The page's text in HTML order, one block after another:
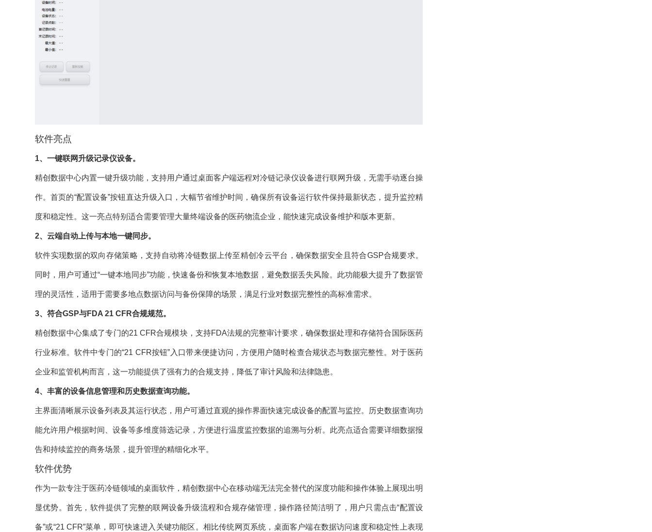
软件亮点
1、一键联网升级记录仪设备。
精创数据中心内置一键升级功能，支持用户通过桌面客户端远程对冷链记录仪设备进行联网升级，无需手动逐台操
作。首页的“配置设备”按钮直达升级入口，大幅节省维护时间，确保所有设备运行软件保持最新状态，提升监控精
度和稳定性。这一亮点特别适合需要管理大量终端设备的医药物流企业，能快速完成设备维护和版本更新。
2、云端自动上传与本地一键同步。
软件实现数据的双向存储策略，支持自动将冷链数据上传至精创冷云平台，确保数据安全且符合GSP合规要求。
同时，用户可通过“一键本地同步”功能，快速备份和恢复本地数据，避免数据丢失风险。此功能极大提升了数据管
理的灵活性，适用于需要多地点数据访问与备份保障的场景，满足行业对数据完整性的高标准需求。
3、符合GSP与FDA 21 CFR合规规范。
精创数据中心集成了专门的21 CFR合规模块，支持FDA法规的完整审计要求，确保数据处理和存储符合国际医药
行业标准。软件中专门的“21 CFR按钮”入口带来便捷访问，方便用户随时检查合规状态与数据完整性。对于医药
企业和监管机构而言，这一功能提供了强有力的合规支持，降低了审计风险和法律隐患。
4、丰富的设备信息管理和历史数据查询功能。
主界面清晰展示设备列表及其运行状态，用户可通过直观的操作界面快速完成设备的配置与监控。历史数据查询功
能允许用户根据时间、设备等多维度筛选记录，方便进行温度监控数据的追溯与分析。此亮点适合需要详细数据报
告和持续监控的商务场景，提升管理的精细化水平。
软件优势
作为一款专注于医药冷链领域的桌面软件，精创数据中心在移动端无法完全替代的深度功能和操作体验上展现出明
显优势。首先，软件提供了完整的联网设备升级流程和合规存储管理，操作路径简洁明了，用户只需点击“配置设
备”或“21 CFR”菜单，即可快速进入关键功能区。相比传统网页系统，桌面客户端在数据访问速度和稳定性上表现